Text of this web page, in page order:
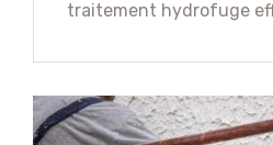
traitement hydrofuge